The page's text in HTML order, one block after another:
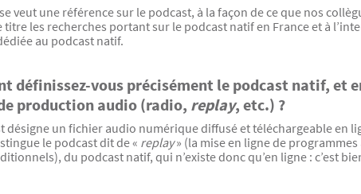
veut une référence sur le podcast, à la façon de ce que nos
titre les recherches portant sur le podcast natif en France et à
au podcast natif.
définissez-vous précisément le podcast natif, et
production audio (radio, replay, etc.) ?
désigne un fichier audio numérique diffusé et téléchargeable en
le podcast dit de « replay» (la mise en ligne de
du podcast natif, qui n’existe donc qu’en ligne : c’est